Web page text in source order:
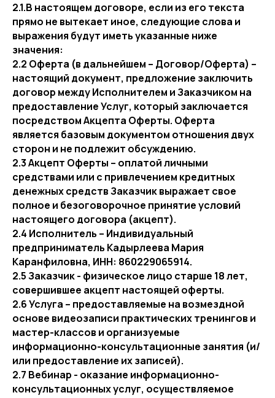
2.1.В настоящем договоре, если из его текста
прямо не вытекает иное, следующие слова и
выражения будут иметь указанные ниже
значения:
2.2 Оферта (в дальнейшем – Договор/Оферта) –
настоящий документ, предложение заключить
договор между Исполнителем и Заказчиком на
предоставление Услуг, который заключается
посредством Акцепта Оферты. Оферта
является базовым документом отношения двух
сторон и не подлежит обсуждению.
2.3 Акцепт Оферты – оплатой личными
средствами или с привлечением кредитных
денежных средств Заказчик выражает свое
полное и безоговорочное принятие условий
настоящего договора (акцепт).
2.4 Исполнитель – Индивидуальный
предприниматель Кадырлеева Мария
Каранфиловна, ИНН: 860229065914.
2.5 Заказчик - физическое лицо старше 18 лет,
совершившее акцепт настоящей оферты.
2.6 Услуга – предоставляемые на возмездной
основе видеозаписи практических тренингов и
мастер-классов и организуемые
информационно-консультационные занятия (и/
или предоставление их записей).
2.7 Вебинар - оказание информационно-
консультационных услуг, осуществляемое